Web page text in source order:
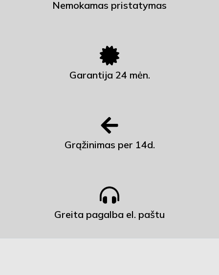
Nemokamas pristatymas
Garantija 24 mėn.
Grąžinimas per 14d.
Greita pagalba el. paštu